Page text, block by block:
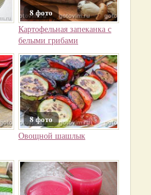
8 фото
Картофельная запеканка с
белыми грибами
8 фото
Овощной шашлык